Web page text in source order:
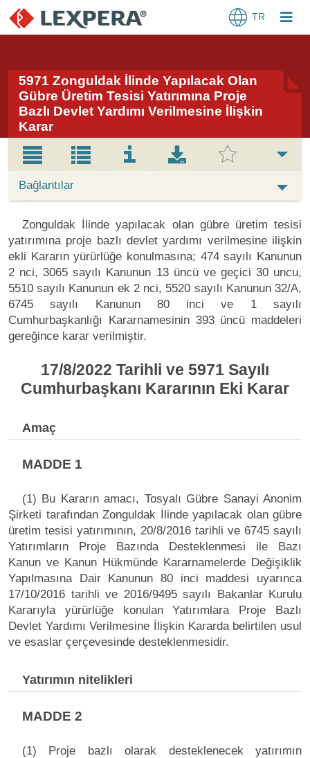
TR
5971 Zonguldak İlinde Yapılacak Olan
Gübre Üretim Tesisi Yatırımına Proje
Bazlı Devlet Yardımı Verilmesine İlişkin
Karar
Bağlantılar
Zonguldak İlinde yapılacak olan gübre üretim tesisi
yatırımına proje bazlı devlet yardımı verilmesine ilişkin
ekli Kararın yürürlüğe konulmasına; 474 sayılı Kanunun
2 nci, 3065 sayılı Kanunun 13 üncü ve geçici 30 uncu,
5510 sayılı Kanunun ek 2 nci, 5520 sayılı Kanunun 32/A,
6745 sayılı Kanunun 80 inci ve 1 sayılı
Cumhurbaşkanlığı Kararnamesinin 393 üncü maddeleri
gereğince karar verilmiştir.
17/8/2022 Tarihli ve 5971 Sayılı
Cumhurbaşkanı Kararının Eki Karar
Amaç
MADDE 1
(1) Bu Kararın amacı, Tosyalı Gübre Sanayi Anonim
Şirketi tarafından Zonguldak İlinde yapılacak olan gübre
üretim tesisi yatırımının, 20/8/2016 tarihli ve 6745 sayılı
Yatırımların Proje Bazında Desteklenmesi ile Bazı
Kanun ve Kanun Hükmünde Kararnamelerde Değişiklik
Yapılmasına Dair Kanunun 80 inci maddesi uyarınca
17/10/2016 tarihli ve 2016/9495 sayılı Bakanlar Kurulu
Kararıyla yürürlüğe konulan Yatırımlara Proje Bazlı
Devlet Yardımı Verilmesine İlişkin Kararda belirtilen usul
ve esaslar çerçevesinde desteklenmesidir.
Yatırımın nitelikleri
MADDE 2
(1) Proje bazlı olarak desteklenecek yatırımın